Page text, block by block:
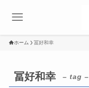
ホーム 冨好和幸
冨好和幸 – tag –